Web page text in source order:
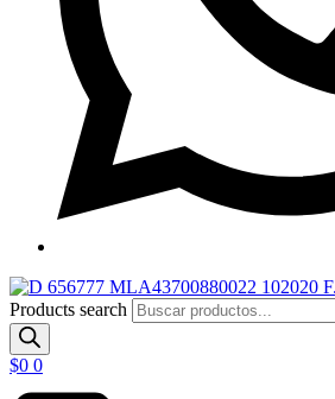
Products search
$0 0